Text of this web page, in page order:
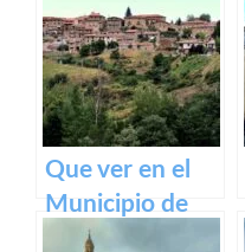
Logroño
Que ver en el
Municipio de
Lumbreras de